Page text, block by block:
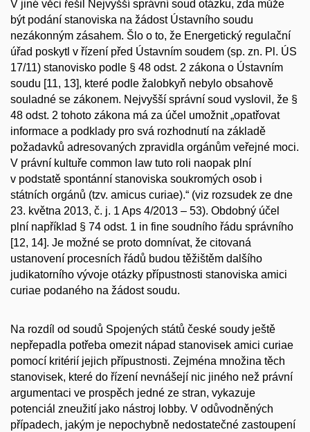
V jiné věci řešil Nejvyšší správní soud otázku, zda může
být podání stanoviska na žádost Ústavního soudu
nezákonným zásahem. Šlo o to, že Energetický regulační
úřad poskytl v řízení před Ústavním soudem (sp. zn. Pl. ÚS
17/11) stanovisko podle § 48 odst. 2 zákona o Ústavním
soudu [11, 13], které podle žalobkyň nebylo obsahově
souladné se zákonem. Nejvyšší správní soud vyslovil, že §
48 odst. 2 tohoto zákona má za účel umožnit „opatřovat
informace a podklady pro svá rozhodnutí na základě
požadavků adresovaných zpravidla orgánům veřejné moci.
V právní kultuře common law tuto roli naopak plní
v podstatě spontánní stanoviska soukromých osob i
státních orgánů (tzv. amicus curiae).“ (viz rozsudek ze dne
23. května 2013, č. j. 1 Aps 4/2013 – 53). Obdobný účel
plní například § 74 odst. 1 in fine soudního řádu správního
[12, 14]. Je možné se proto domnívat, že citovaná
ustanovení procesních řádů budou těžištěm dalšího
judikatorního vývoje otázky přípustnosti stanoviska amici
curiae podaného na žádost soudu.
Na rozdíl od soudů Spojených států české soudy ještě
nepřepadla potřeba omezit nápad stanovisek amici curiae
pomocí kritérií jejich přípustnosti. Zejména množina těch
stanovisek, které do řízení nevnášejí nic jiného než právní
argumentaci ve prospěch jedné ze stran, vykazuje
potenciál zneužití jako nástroj lobby. V odůvodněných
případech, jakým je nepochybně nedostatečné zastoupení